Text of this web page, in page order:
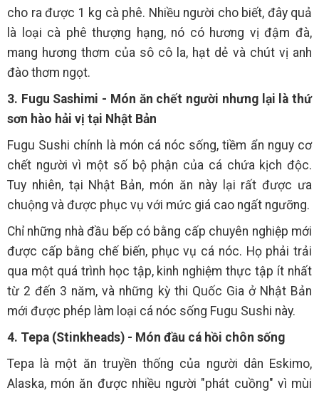
cho ra được 1 kg cà phê. Nhiều người cho biết, đây quả
là loại cà phê thượng hạng, nó có hương vị đậm đà,
mang hương thơm của sô cô la, hạt dẻ và chút vị anh
đào thơm ngọt.
3. Fugu Sashimi - Món ăn chết người nhưng lại là thứ
sơn hào hải vị tại Nhật Bản
Fugu Sushi chính là món cá nóc sống, tiềm ẩn nguy cơ
chết người vì một số bộ phận của cá chứa kịch độc.
Tuy nhiên, tại Nhật Bản, món ăn này lại rất được ưa
chuộng và được phục vụ với mức giá cao ngất ngưỡng.
Chỉ những nhà đầu bếp có bằng cấp chuyên nghiệp mới
được cấp bằng chế biến, phục vụ cá nóc. Họ phải trải
qua một quá trình học tập, kinh nghiệm thực tập ít nhất
từ 2 đến 3 năm, và những kỳ thi Quốc Gia ở Nhật Bản
mới được phép làm loại cá nóc sống Fugu Sushi này.
4. Tepa (Stinkheads) - Món đầu cá hồi chôn sống
Tepa là một ăn truyền thống của người dân Eskimo,
Alaska, món ăn được nhiều người "phát cuồng" vì mùi